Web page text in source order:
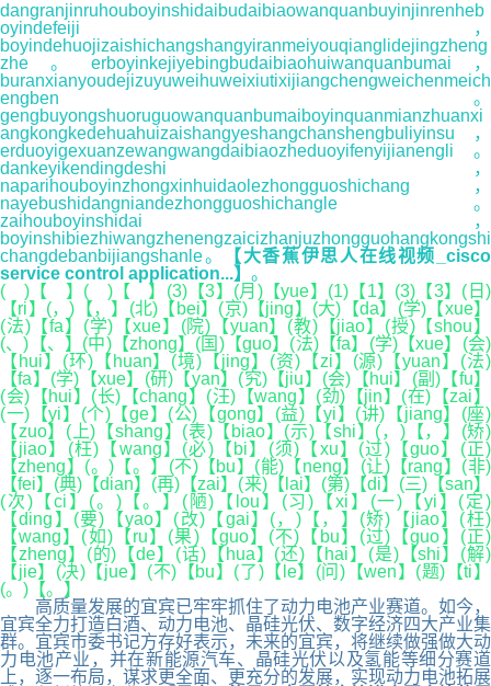
dangranjinruhouboyinshidaibudaibiaowanquanbuyinjinrenheb
oyindefeiji，
boyindehuojizaishichangshangyiranmeiyouqianglidejingzheng
zhe。erboyinkejiyebingbudaibiaohuiwanquanbumai，
buranxianyoudejizuyuweihuweixiutixijiangchengweichenmeich
engben。
gengbuyongshuoruguowanquanbumaiboyinquanmianzhuanxi
angkongkedehuahuizaishangyeshangchanshengbuliyinsu，
erduoyigexuanzewangwangdaibiaozheduoyifenyijianengli。
dankeyikendingdeshi，
naparihouboyinzhongxinhuidaolezhongguoshichang，
nayebushidangniandezhongguoshichangle。
zaihouboyinshidai，
boyinshibiezhiwangzhenengzaicizhanjuzhongguohangkongshi
changdebanbijiangshanle。
【大香蕉伊思人在线视频_cisco
service control application...】 。
( )【 】( )【 】(3)【3】(月)【yue】(1)【1】(3)【3】(日)
【ri】(，)【，】(北)【bei】(京)【jing】(大)【da】(学)【xue】
(法)【fa】(学)【xue】(院)【yuan】(教)【jiao】(授)【shou】
(、)【、】(中)【zhong】(国)【guo】(法)【fa】(学)【xue】(会)
【hui】(环)【huan】(境)【jing】(资)【zi】(源)【yuan】(法)
【fa】(学)【xue】(研)【yan】(究)【jiu】(会)【hui】(副)【fu】
(会)【hui】(长)【chang】(汪)【wang】(劲)【jin】(在)【zai】
(一)【yi】(个)【ge】(公)【gong】(益)【yi】(讲)【jiang】(座)
【zuo】(上)【shang】(表)【biao】(示)【shi】(，)【，】(矫)
【jiao】(枉)【wang】(必)【bi】(须)【xu】(过)【guo】(正)
【zheng】(。)【。】(不)【bu】(能)【neng】(让)【rang】(非)
【fei】(典)【dian】(再)【zai】(来)【lai】(第)【di】(三)【san】
(次)【ci】(。)【。】(陋)【lou】(习)【xi】(一)【yi】(定)
【ding】(要)【yao】(改)【gai】(，)【，】(矫)【jiao】(枉)
【wang】(如)【ru】(果)【guo】(不)【bu】(过)【guo】(正)
【zheng】(的)【de】(话)【hua】(还)【hai】(是)【shi】(解)
【jie】(决)【jue】(不)【bu】(了)【le】(问)【wen】(题)【ti】
(。)【。】
高质量发展的宜宾已牢牢抓住了动力电池产业赛道。如今，
宜宾全力打造白酒、动力电池、晶硅光伏、数字经济四大产业集
群。宜宾市委书记方存好表示，未来的宜宾，将继续做强做大动
力电池产业，并在新能源汽车、晶硅光伏以及氢能等细分赛道
上，逐一布局，谋求更全面、更充分的发展，实现动力电池拓展